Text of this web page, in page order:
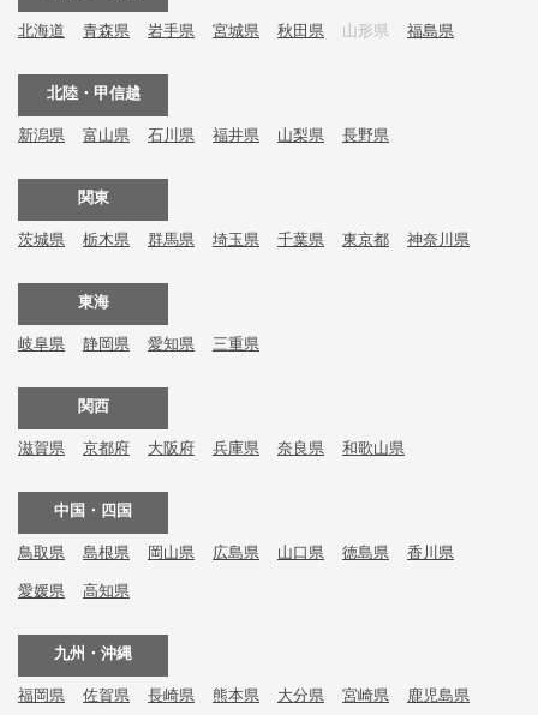
北海道 青森県 岩手県 宮城県 秋田県 山形県 福島県
北陸・甲信越
新潟県 富山県 石川県 福井県 山梨県 長野県
関東
茨城県 栃木県 群馬県 埼玉県 千葉県 東京都 神奈川県
東海
岐阜県 静岡県 愛知県 三重県
関西
滋賀県 京都府 大阪府 兵庫県 奈良県 和歌山県
中国・四国
鳥取県 島根県 岡山県 広島県 山口県 徳島県 香川県
愛媛県 高知県
九州・沖縄
福岡県 佐賀県 長崎県 熊本県 大分県 宮崎県 鹿児島県